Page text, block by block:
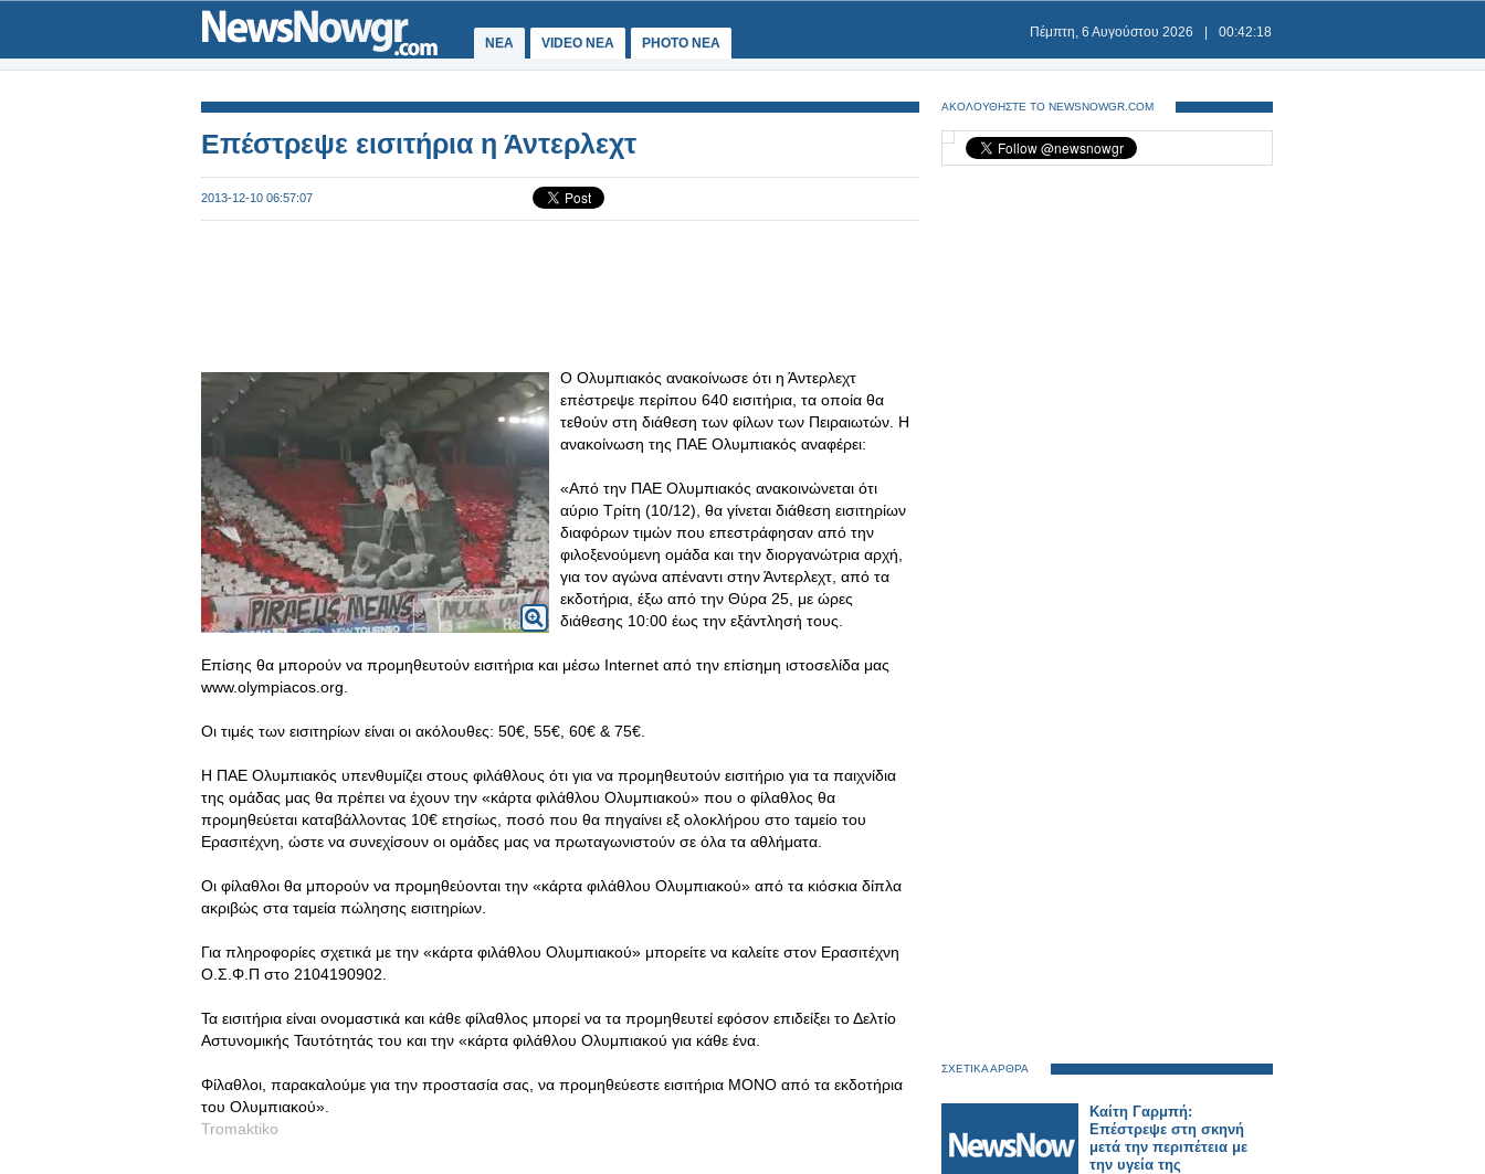
ΝΕΑ VIDEO NEA PHOTO NEA
Πέμπτη, 6 Αυγούστου 2026 00:42:18
Επέστρεψε εισιτήρια η Άντερλεχτ
2013-12-10 06:57:07
Ο Ολυμπιακός ανακοίνωσε ότι η Άντερλεχτ
επέστρεψε περίπου 640 εισιτήρια, τα οποία θα
τεθούν στη διάθεση των φίλων των Πειραιωτών. Η
ανακοίνωση της ΠΑΕ Ολυμπιακός αναφέρει:
«Από την ΠΑΕ Ολυμπιακός ανακοινώνεται ότι
αύριο Τρίτη (10/12), θα γίνεται διάθεση εισιτηρίων
διαφόρων τιμών που επεστράφησαν από την
φιλοξενούμενη ομάδα και την διοργανώτρια αρχή,
για τον αγώνα απέναντι στην Άντερλεχτ, από τα
εκδοτήρια, έξω από την Θύρα 25, με ώρες
διάθεσης 10:00 έως την εξάντλησή τους.
Επίσης θα μπορούν να προμηθευτούν εισιτήρια και μέσω Internet από την επίσημη ιστοσελίδα μας
www.olympiacos.org.
Οι τιμές των εισιτηρίων είναι οι ακόλουθες: 50€, 55€, 60€ & 75€.
Η ΠΑΕ Ολυμπιακός υπενθυμίζει στους φιλάθλους ότι για να προμηθευτούν εισιτήριο για τα παιχνίδια
της ομάδας μας θα πρέπει να έχουν την «κάρτα φιλάθλου Ολυμπιακού» που ο φίλαθλος θα
προμηθεύεται καταβάλλοντας 10€ ετησίως, ποσό που θα πηγαίνει εξ ολοκλήρου στο ταμείο του
Ερασιτέχνη, ώστε να συνεχίσουν οι ομάδες μας να πρωταγωνιστούν σε όλα τα αθλήματα.
Οι φίλαθλοι θα μπορούν να προμηθεύονται την «κάρτα φιλάθλου Ολυμπιακού» από τα κιόσκια δίπλα
ακριβώς στα ταμεία πώλησης εισιτηρίων.
Για πληροφορίες σχετικά με την «κάρτα φιλάθλου Ολυμπιακού» μπορείτε να καλείτε στον Ερασιτέχνη
Ο.Σ.Φ.Π στο 2104190902.
Τα εισιτήρια είναι ονομαστικά και κάθε φίλαθλος μπορεί να τα προμηθευτεί εφόσον επιδείξει το Δελτίο
Αστυνομικής Ταυτότητάς του και την «κάρτα φιλάθλου Ολυμπιακού για κάθε ένα.
Φίλαθλοι, παρακαλούμε για την προστασία σας, να προμηθεύεστε εισιτήρια ΜΟΝΟ από τα εκδοτήρια
του Ολυμπιακού».
Tromaktiko
ΑΚΟΛΟΥΘΗΣΤΕ ΤΟ NEWSNOWGR.COM
ΣΧΕΤΙΚΑ ΑΡΘΡΑ
Καίτη Γαρμπή:
Επέστρεψε στη σκηνή
μετά την περιπέτεια με
την υγεία της